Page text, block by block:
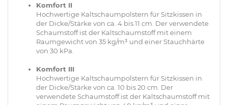
Komfort II
Hochwertige Kaltschaumpolstern für Sitzkissen in
der Dicke/Stärke von ca. 4 bis 11 cm. Der verwendete
Schaumstoff ist der Kaltschaumstoff mit einem
Raumgewicht von 35 kg/m³ und einer Stauchhärte
von 30 kPa.
Komfort III
Hochwertige Kaltschaumpolstern für Sitzkissen in
der Dicke/Stärke von ca. 10 bis 20 cm. Der
verwendete Schaumstoff ist der Kaltschaumstoff mit